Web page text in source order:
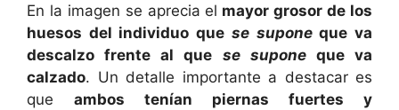
En la imagen se aprecia el mayor grosor de los
huesos del individuo que se suponeque va
descalzo frente al que se suponeque va
calzado. Un detalle importante a destacar es
que ambos tenían piernas fuertes y